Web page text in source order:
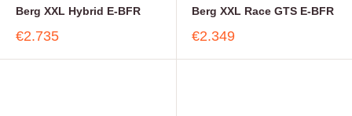
Berg XXL Hybrid E-BFR
€2.735
Berg XXL Race GTS E-BFR
€2.349